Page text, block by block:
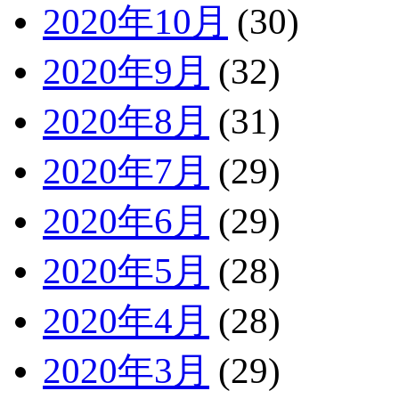
2020年10月 (30)
2020年9月 (32)
2020年8月 (31)
2020年7月 (29)
2020年6月 (29)
2020年5月 (28)
2020年4月 (28)
2020年3月 (29)